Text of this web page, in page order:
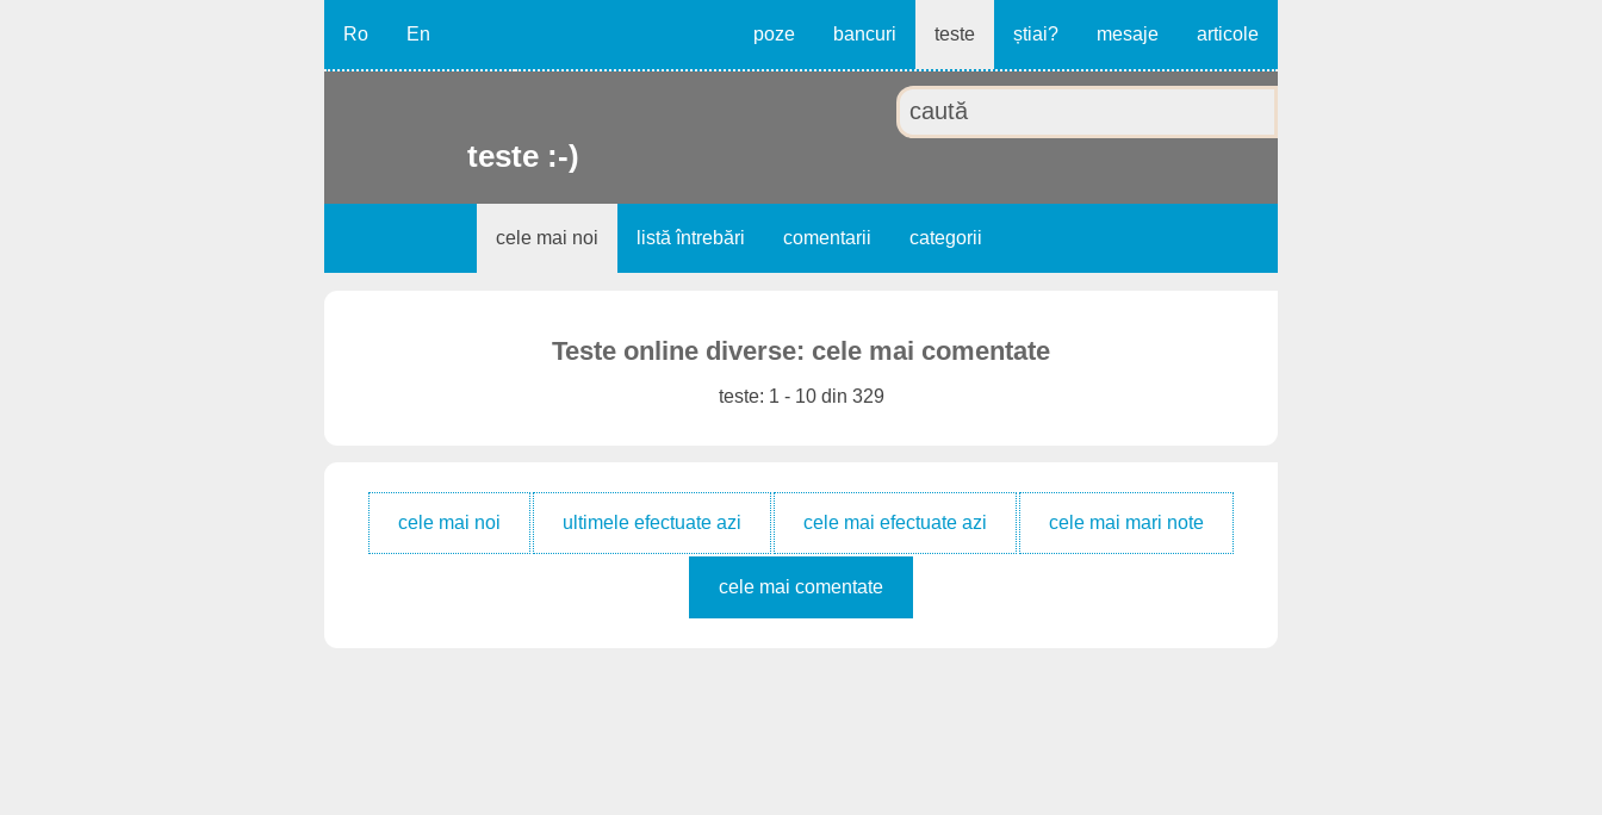
Ro En poze bancuri teste știai? mesaje articole
teste :-)
cele mai noi listă întrebări comentarii categorii
Teste online diverse: cele mai comentate
teste: 1 - 10 din 329
cele mai noi ultimele efectuate azi cele mai efectuate azi cele mai mari note
cele mai comentate